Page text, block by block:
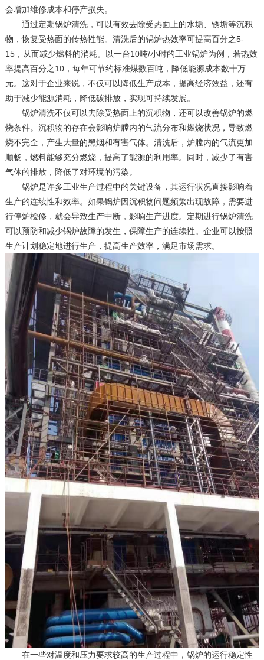
会增加维修成本和停产损失。
通过定期锅炉清洗，可以有效去除受热面上的水垢、锈垢等沉积
物，恢复受热面的传热性能。清洗后的锅炉热效率可提高百分之5-
15，从而减少燃料的消耗。以一台10吨/小时的工业锅炉为例，若热效
率提高百分之10，每年可节约标准煤数百吨，降低能源成本数十万
元。这对于企业来说，不仅可以降低生产成本，提高经济效益，还有
助于减少能源消耗，降低碳排放，实现可持续发展。
锅炉清洗不仅可以去除受热面上的沉积物，还可以改善锅炉的燃
烧条件。沉积物的存在会影响炉膛内的气流分布和燃烧状况，导致燃
烧不完全，产生大量的黑烟和有害气体。清洗后，炉膛内的气流更加
顺畅，燃料能够充分燃烧，提高了能源的利用率。同时，减少了有害
气体的排放，降低了对环境的污染。
锅炉是许多工业生产过程中的关键设备，其运行状况直接影响着
生产的连续性和效率。如果锅炉因沉积物问题频繁出现故障，需要进
行停炉检修，就会导致生产中断，影响生产进度。定期进行锅炉清洗
可以预防和减少锅炉故障的发生，保障生产的连续性。企业可以按照
生产计划稳定地进行生产，提高生产效率，满足市场需求。
在一些对温度和压力要求较高的生产过程中，锅炉的运行稳定性